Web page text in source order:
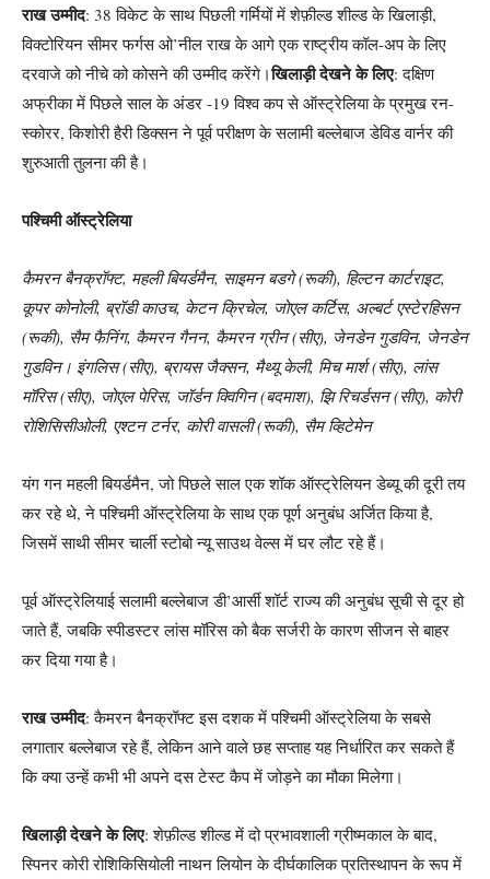
राख उम्मीद: 38 विकेट के साथ पिछली गर्मियों में शेफ़ील्ड शील्ड के खिलाड़ी,
विक्टोरियन सीमर फर्गस ओ’नील राख के आगे एक राष्ट्रीय कॉल-अप के लिए
दरवाजे को नीचे को कोसने की उम्मीद करेंगे।खिलाड़ी देखने के लिए: दक्षिण
अफ्रीका में पिछले साल के अंडर -19 विश्व कप से ऑस्ट्रेलिया के प्रमुख रन-
स्कोरर, किशोरी हैरी डिक्सन ने पूर्व परीक्षण के सलामी बल्लेबाज डेविड वार्नर की
शुरुआती तुलना की है।
पश्चिमी ऑस्ट्रेलिया
कैमरन बैनक्रॉफ्ट, महली बियर्डमैन, साइमन बडगे (रूकी), हिल्टन कार्टराइट,
कूपर कोनोली, ब्रॉडी काउच, केटन क्रिचेल, जोएल कर्टिस, अल्बर्ट एस्टेरहिसन
(रूकी), सैम फैनिंग, कैमरन गैनन, कैमरन ग्रीन (सीए), जेनडेन गुडविन, जेनडेन
गुडविन। इंगलिस (सीए), ब्रायस जैक्सन, मैथ्यू केली, मिच मार्श (सीए), लांस
मॉरिस (सीए), जोएल पेरिस, जॉर्डन क्विगिन (बदमाश), झि रिचर्डसन (सीए), कोरी
रोशिसिसीओली, एश्टन टर्नर, कोरी वासली (रूकी), सैम व्हिटेमेन
यंग गन महली बियर्डमैन, जो पिछले साल एक शॉक ऑस्ट्रेलियन डेब्यू की दूरी तय
कर रहे थे, ने पश्चिमी ऑस्ट्रेलिया के साथ एक पूर्ण अनुबंध अर्जित किया है,
जिसमें साथी सीमर चार्ली स्टोबो न्यू साउथ वेल्स में घर लौट रहे हैं।
पूर्व ऑस्ट्रेलियाई सलामी बल्लेबाज डी’आर्सी शॉर्ट राज्य की अनुबंध सूची से दूर हो
जाते हैं, जबकि स्पीडस्टर लांस मॉरिस को बैक सर्जरी के कारण सीजन से बाहर
कर दिया गया है।
राख उम्मीद: कैमरन बैनक्रॉफ्ट इस दशक में पश्चिमी ऑस्ट्रेलिया के सबसे
लगातार बल्लेबाज रहे हैं, लेकिन आने वाले छह सप्ताह यह निर्धारित कर सकते हैं
कि क्या उन्हें कभी भी अपने दस टेस्ट कैप में जोड़ने का मौका मिलेगा।
खिलाड़ी देखने के लिए: शेफ़ील्ड शील्ड में दो प्रभावशाली ग्रीष्मकाल के बाद,
स्पिनर कोरी रोशिकिसियोली नाथन लियोन के दीर्घकालिक प्रतिस्थापन के रूप में